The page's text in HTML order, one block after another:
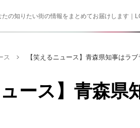
たの知りたい街の情報をまとめてお届けします｜
ス 【笑えるニュース】青森県知事はラブ
ュース】青森